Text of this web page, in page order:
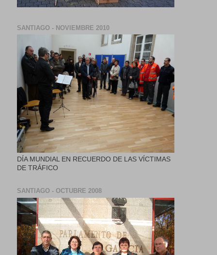
SANTIAGO - NOVIEMBRE 2010
DÍA MUNDIAL EN RECUERDO DE LAS VÍCTIMAS
DE TRÁFICO
SANTIAGO - OCTUBRE 2008